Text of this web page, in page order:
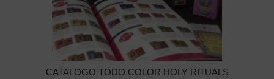
CATALOGO TODO COLOR HOLY RITUALS